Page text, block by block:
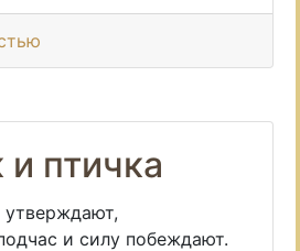
птичка
и силу побеждают.